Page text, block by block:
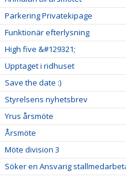
Parkering Privatekipage
Funktionär efterlysning
High five &#129321;
Upptaget i ridhuset
Save the date :)
Styrelsens nyhetsbrev
Yrus årsmöte
Årsmöte
Möte division 3
Söker en Ansvarig